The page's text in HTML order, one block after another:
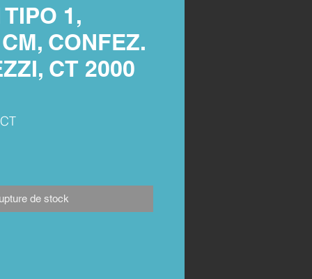
1,
CONFEZ.
CT 2000
de stock